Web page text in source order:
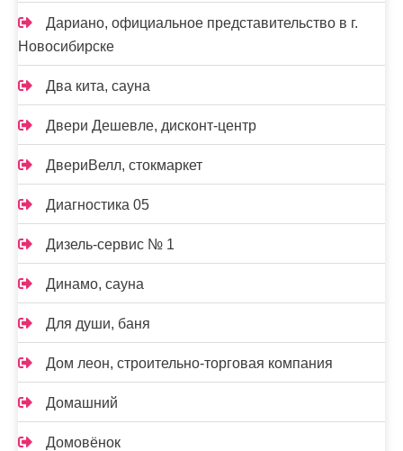
Дариано, официальное представительство в г.
Новосибирске
Два кита, сауна
Двери Дешевле, дисконт-центр
ДвериВелл, стокмаркет
Диагностика 05
Дизель-сервис № 1
Динамо, сауна
Для души, баня
Дом леон, строительно-торговая компания
Домашний
Домовёнок